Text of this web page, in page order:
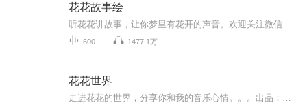
花花故事绘
600 1477.1万
花花世界